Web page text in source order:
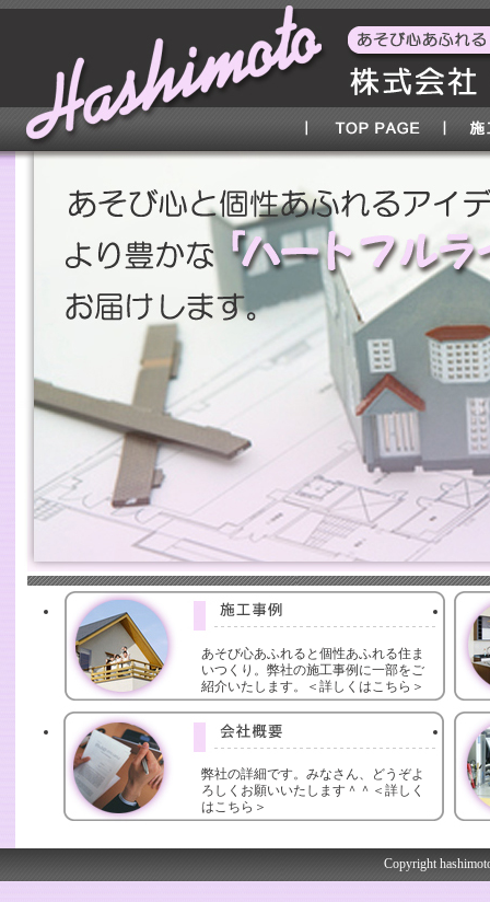
あそび心あふれると個性あふれる住ま
いつくり。弊社の施工事例に一部をご
紹介いたします。＜詳しくはこちら＞
弊社の詳細です。みなさん、どうぞよ
ろしくお願いいたします＾＾＜詳しく
はこちら＞
Copyright